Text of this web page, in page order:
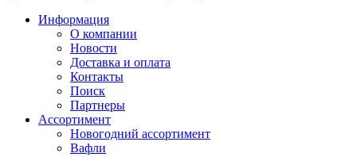
Информация
О компании
Новости
Доставка и оплата
Контакты
Поиск
Партнеры
Ассортимент
Новогодний ассортимент
Вафли